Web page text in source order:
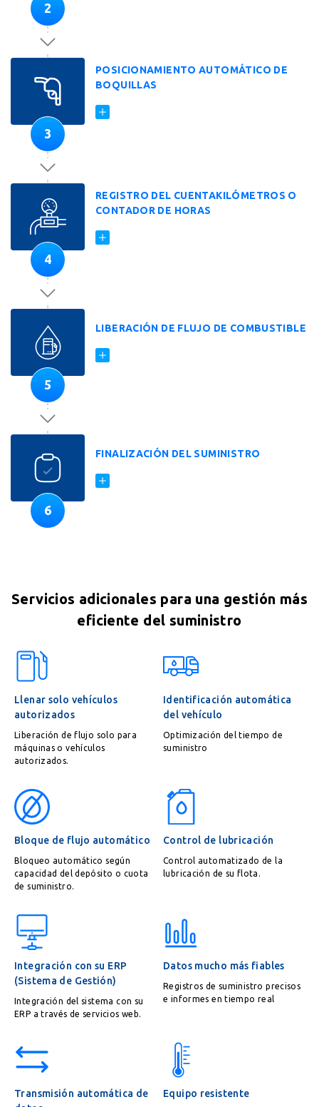
2
3
POSICIONAMIENTO AUTOMÁTICO DE
BOQUILLAS
4
REGISTRO DEL CUENTAKILÓMETROS O
CONTADOR DE HORAS
5
LIBERACIÓN DE FLUJO DE COMBUSTIBLE
6
FINALIZACIÓN DEL SUMINISTRO
Servicios adicionales para una gestión más
eficiente del suministro
Llenar solo vehículos
autorizados
Liberación de flujo solo para
máquinas o vehículos
autorizados.
Identificación automática
del vehículo
Optimización del tiempo de
suministro
Bloque de flujo automático
Bloqueo automático según
capacidad del depósito o cuota
de suministro.
Control de lubricación
Control automatizado de la
lubricación de su flota.
Integración con su ERP
(Sistema de Gestión)
Integración del sistema con su
ERP a través de servicios web.
Datos mucho más fiables
Registros de suministro precisos
e informes en tiempo real
Transmisión automática de
Equipo resistente